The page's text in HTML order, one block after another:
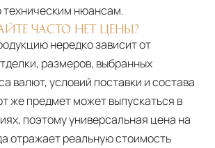
техническим нюансам.
ЧАСТО НЕТ ЦЕНЫ?
нередко зависит от
размеров, выбранных
валют, условий поставки и состава
же предмет может выпускаться в
поэтому универсальная цена на
отражает реальную стоимость